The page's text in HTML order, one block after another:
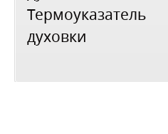
Термоуказатель
духовки